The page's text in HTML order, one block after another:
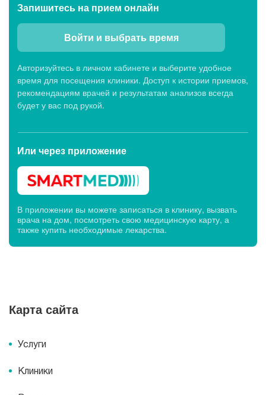
Запишитесь на прием онлайн
Войти и выбрать время
Авторизуйтесь в личном кабинете и выберите удобное
время для посещения клиники. Доступ к истории приемов,
рекомендациям врачей и результатам анализов всегда
будет у вас под рукой.
Или через приложение
В приложении вы можете записаться в клинику, вызвать
врача на дом, посмотреть свою медицинскую карту, а
также купить необходимые лекарства.
Карта сайта
Услуги
Клиники